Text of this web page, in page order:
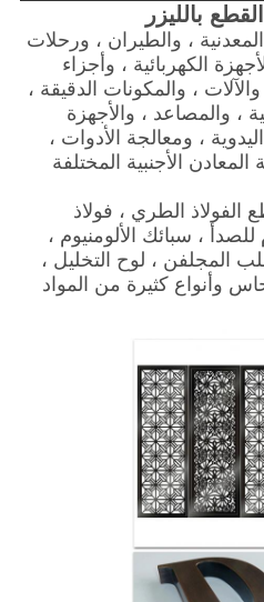
بالليزر
، والطيران ، ورحلات
الكهربائية ، وأجزاء
، والمكونات الدقيقة ،
، والمصاعد ، والأجهزة
، ومعالجة الأدوات ،
المعادن الأجنبية المختلفة
الطري ، فولاذ
للصدأ ، سبائك الألومنيوم ،
المجلفن ، لوح التخليل ،
وأنواع كثيرة من المواد